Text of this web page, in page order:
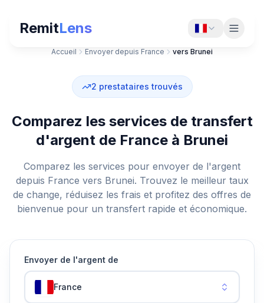
RemitLens
Accueil Envoyer depuis France vers Brunei
2 prestataires trouvés
Comparez les services de transfert
d'argent de France à Brunei
Comparez les services pour envoyer de l'argent
depuis France vers Brunei. Trouvez le meilleur taux
de change, réduisez les frais et profitez des offres de
bienvenue pour un transfert rapide et économique.
Envoyer de l'argent de
France